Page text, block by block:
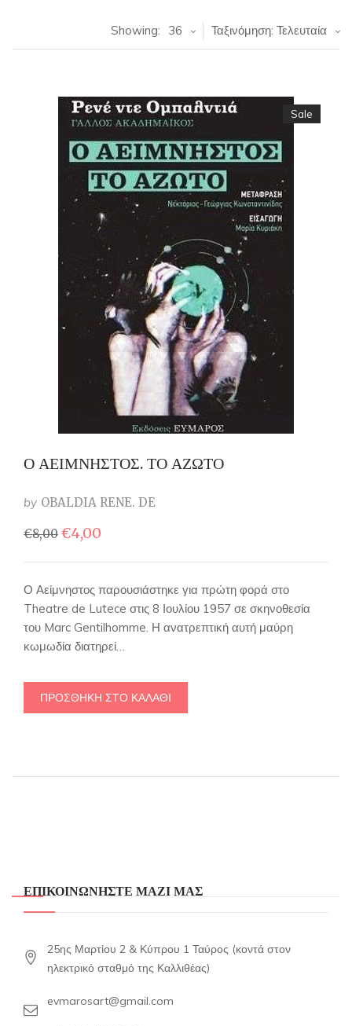
Ταξινόμηση: Τελευταία
Showing: 36
Sale
Ο ΑΕΙΜΝΗΣΤΟΣ. ΤΟ ΑΖΩΤΟ
by OBALDIA RENE. DE
€8,00 Original
€8,00.
€4,00
είναι:
€4,00.
Ο Αείμνηστος παρουσιάστηκε για πρώτη φορά στο
Theatre de Lutece στις 8 Ιουλίου 1957 σε σκηνοθεσία
του Marc Gentilhomme. Η ανατρεπτική αυτή μαύρη
κωμωδία διατηρεί…
ΠΡΟΣΘΉΚΗ ΣΤΟ ΚΑΛΆΘΙ
ΕΠΙΚΟΙΝΩΝΗΣΤΕ ΜΑΖΙ ΜΑΣ
25ης Μαρτίου 2 & Κύπρου 1 Ταύρος (κοντά στον
ηλεκτρικό σταθμό της Καλλιθέας)
evmarosart@gmail.com